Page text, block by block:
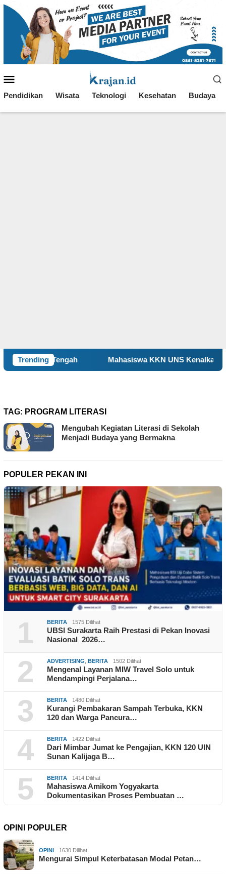
Loncat
Mobile
Pendidikan Wisata Teknologi Kesehatan Budaya
Trending
Tengah Mahasiswa KKN UNS Kenalkan Kebiasaan
TAG: PROGRAM LITERASI
Mengubah Kegiatan Literasi di Sekolah
Menjadi Budaya yang Bermakna
POPULER PEKAN INI
1 BERITA 1575 Dilihat
UBSI Surakarta Raih Prestasi di Pekan Inovasi
Nasional 2026…
2 ADVERTISING BERITA 1502 Dilihat
Mengenal Layanan MIW Travel Solo untuk
Mendampingi Perjalana…
3 BERITA 1480 Dilihat
Kurangi Pembakaran Sampah Terbuka, KKN
120 dan Warga Pancura…
4 BERITA 1422 Dilihat
Dari Mimbar Jumat ke Pengajian, KKN 120 UIN
Sunan Kalijaga B…
5 BERITA 1414 Dilihat
Mahasiswa Amikom Yogyakarta
Dokumentasikan Proses Pembuatan …
OPINI POPULER
OPINI 1630 Dilihat
Mengurai Simpul Keterbatasan Modal Petan…